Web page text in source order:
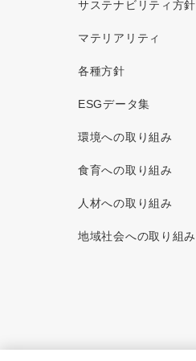
サステナビリティ方針
マテリアリティ
各種方針
ESGデータ集
環境への取り組み
食育への取り組み
人材への取り組み
地域社会への取り組み